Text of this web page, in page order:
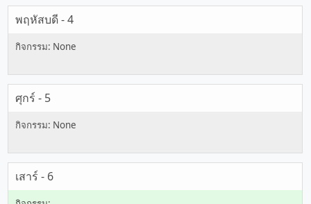
พฤหัสบดี - 4
ศุกร์ - 5
เสาร์ - 6